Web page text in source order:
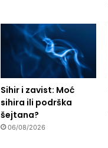
Sihir i zavist: Moć
sihira ili podrška
šejtana?
06/08/2026